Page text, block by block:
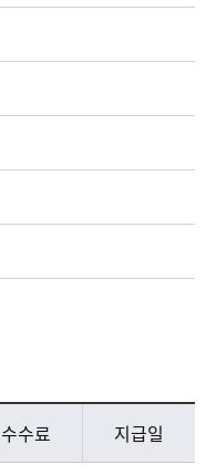
수수료 지급일